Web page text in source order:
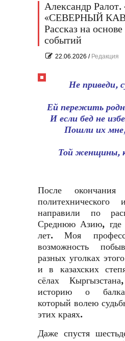
Александр
«СЕВЕРНЫЙ
Рассказ на
событий
22.06.2026 / Редакция
Не приведи,
Ей пережить
И если бед не
Пошли их
Той женщины,
После окончания
политехнического
направили по
Среднюю Азию, где
лет. Моя
возможность
разных уголках
и в казахских
сёлах
историю о
который волею
этих краях.
Даже спустя